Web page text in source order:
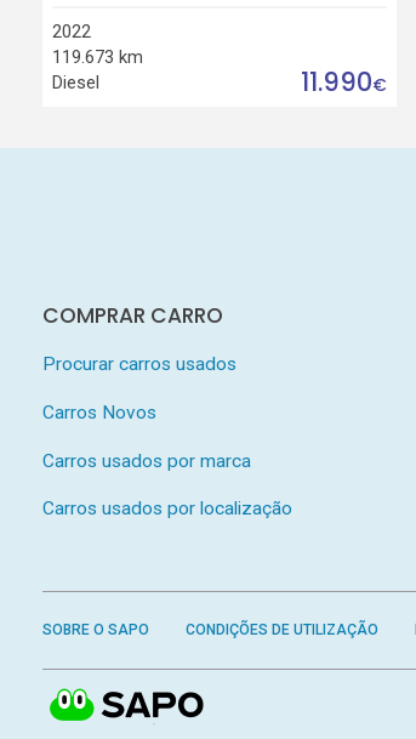
2022
119.673 km
Diesel
11.990€
COMPRAR CARRO
Procurar carros usados
Carros Novos
Carros usados por marca
Carros usados por localização
SOBRE O SAPO CONDIÇÕES DE UTILIZAÇÃO